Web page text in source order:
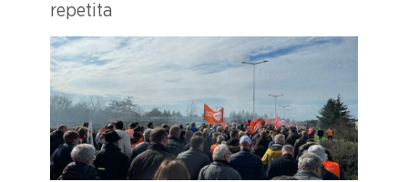
repetita